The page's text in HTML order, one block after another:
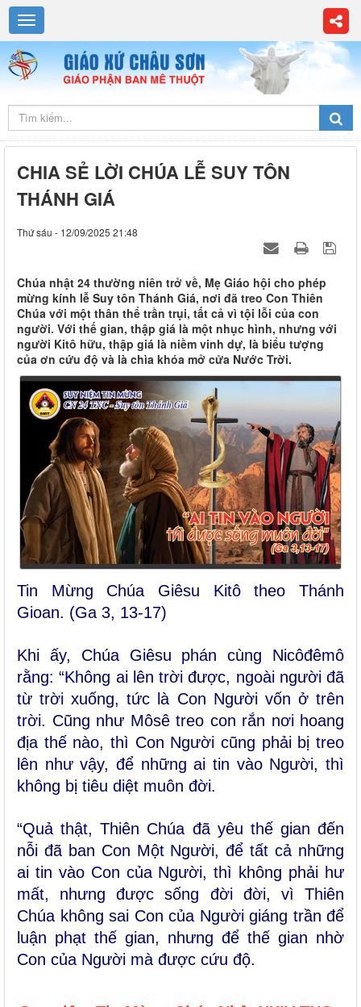
CHIA SẺ LỜI CHÚA LỄ SUY TÔN
THÁNH GIÁ
Thứ sáu - 12/09/2025 21:48
Chúa nhật 24 thường niên trở về, Mẹ Giáo hội cho phép
mừng kính lễ Suy tôn Thánh Giá, nơi đã treo Con Thiên
Chúa với một thân thể trần trụi, tất cả vì tội lỗi của con
người. Với thế gian, thập giá là một nhục hình, nhưng với
người Kitô hữu, thập giá là niềm vinh dự, là biểu tượng
của ơn cứu độ và là chìa khóa mở cửa Nước Trời.
Tin Mừng Chúa Giêsu Kitô theo Thánh
Gioan. (Ga 3, 13-17)
Khi ấy, Chúa Giêsu phán cùng Nicôđêmô
rằng: “Không ai lên trời được, ngoài người đã
từ trời xuống, tức là Con Người vốn ở trên
trời. Cũng như Môsê treo con rắn nơi hoang
địa thế nào, thì Con Người cũng phải bị treo
lên như vậy, để những ai tin vào Người, thì
không bị tiêu diệt muôn đời.
“Quả thật, Thiên Chúa đã yêu thế gian đến
nỗi đã ban Con Một Người, để tất cả những
ai tin vào Con của Người, thì không phải hư
mất, nhưng được sống đời đời, vì Thiên
Chúa không sai Con của Người giáng trần để
luận phạt thế gian, nhưng để thế gian nhờ
Con của Người mà được cứu độ.